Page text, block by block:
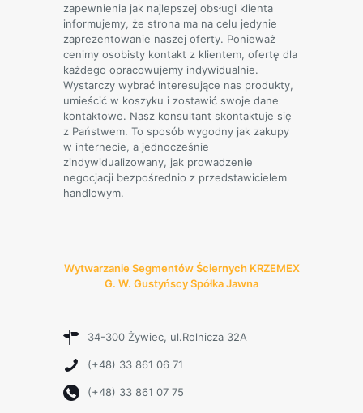
zapewnienia jak najlepszej obsługi klienta
informujemy, że strona ma na celu jedynie
zaprezentowanie naszej oferty. Ponieważ
cenimy osobisty kontakt z klientem, ofertę dla
każdego opracowujemy indywidualnie.
Wystarczy wybrać interesujące nas produkty,
umieścić w koszyku i zostawić swoje dane
kontaktowe. Nasz konsultant skontaktuje się
z Państwem. To sposób wygodny jak zakupy
w internecie, a jednocześnie
zindywidualizowany, jak prowadzenie
negocjacji bezpośrednio z przedstawicielem
handlowym.
Wytwarzanie Segmentów Ściernych KRZEMEX
G. W. Gustyńscy Spółka Jawna
34-300 Żywiec, ul.Rolnicza 32A
(+48) 33 861 06 71
(+48) 33 861 07 75